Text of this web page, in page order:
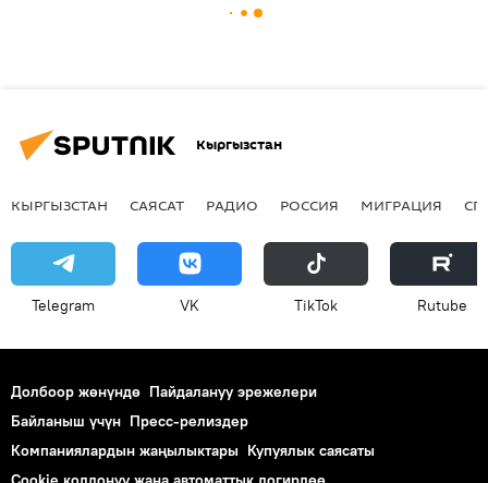
Кыргызстан
КЫРГЫЗСТАН САЯСАТ РАДИО РОССИЯ МИГРАЦИЯ
Telegram VK ТikТоk Rutube
Долбоор жөнүндө Пайдалануу эрежелери
Байланыш үчүн Пресс-релиздер
Компаниялардын жаңылыктары Купуялык саясаты